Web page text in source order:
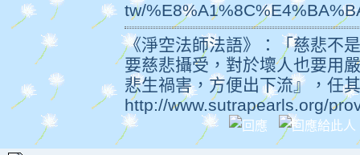
tw/
《淨空法師法語》：「慈悲不
要慈悲攝受，對於壞人也要用
悲生禍害，方便出下流』，任
http://www.sutrapearls.org/